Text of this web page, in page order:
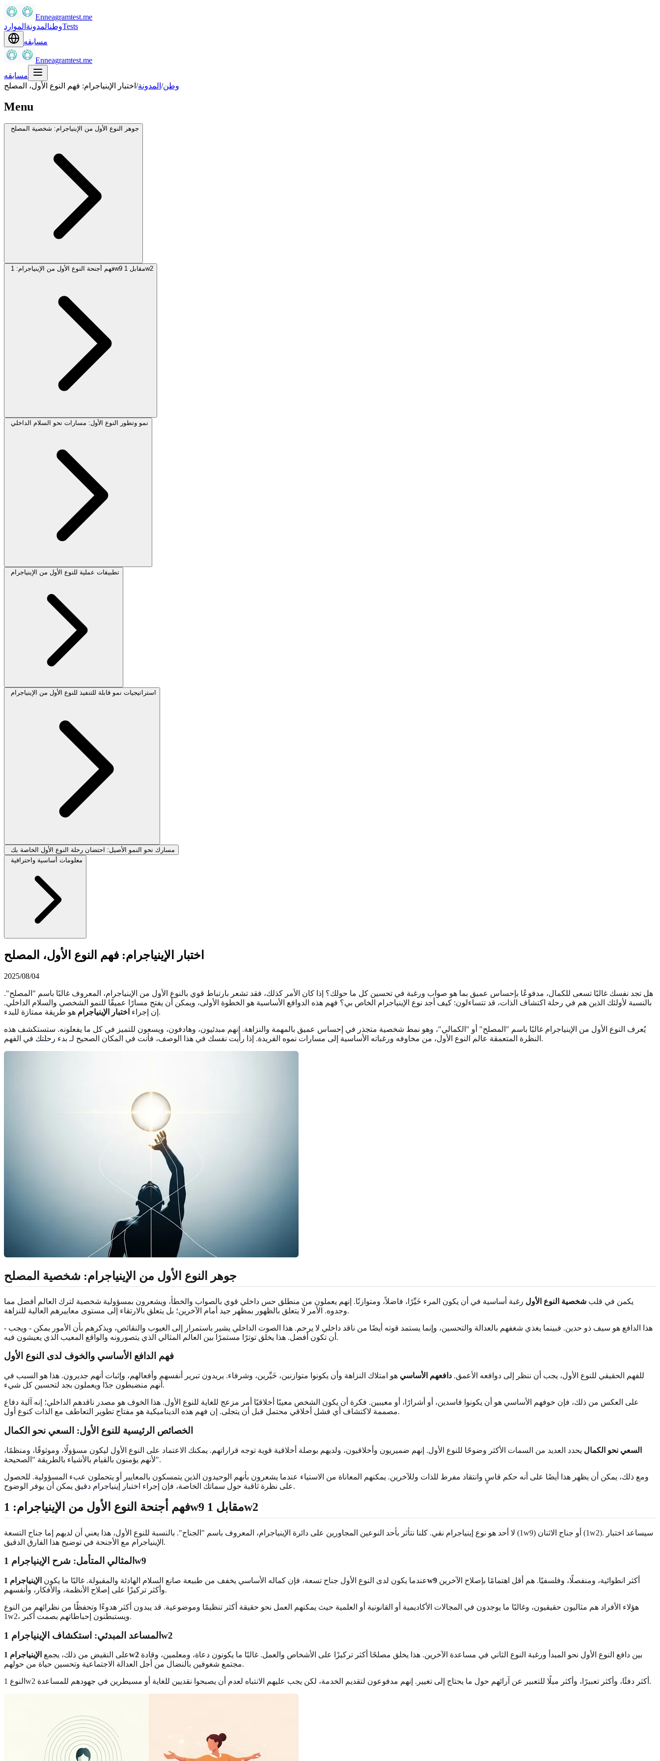
Enneagramtest.me
وطنالمدونة الموارد
Tests
مسابقه
Enneagramtest.me
مسابقه
وطن/ المدونة/ اختبار الإينياجرام: فهم النوع الأول، المصلح
Menu
جوهر النوع الأول من الإينياجرام: شخصية المصلح
فهم أجنحة النوع الأول من الإينياجرام: 1w9 مقابل 1w2
نمو وتطور النوع الأول: مسارات نحو السلام الداخلي
تطبيقات عملية للنوع الأول من الإينياجرام
استراتيجيات نمو قابلة للتنفيذ للنوع الأول من الإينياجرام
مسارك نحو النمو الأصيل: احتضان رحلة النوع الأول الخاصة بك
معلومات أساسية واحترافية
اختبار الإينياجرام: فهم النوع الأول، المصلح
2025/08/04
هل تجد نفسك غالبًا تسعى للكمال، مدفوعًا بإحساس عميق بما هو صواب ورغبة في تحسين كل ما حولك؟ إذا كان الأمر كذلك، فقد تشعر بارتباط قوي بالنوع الأول من الإينياجرام، المعروف غالبًا باسم "المصلح".
بالنسبة لأولئك الذين هم في رحلة اكتشاف الذات، قد تتساءلون: كيف أجد نوع الإينياجرام الخاص بي؟ فهم هذه الدوافع الأساسية هو الخطوة الأولى، ويمكن أن يفتح مسارًا عميقًا للنمو الشخصي والسلام الداخلي.
إن إجراء اختبار الإينياجرام هو طريقة ممتازة للبدء.
يُعرف النوع الأول من الإينياجرام غالبًا باسم "المصلح" أو "الكمالي"، وهو نمط شخصية متجذر في إحساس عميق بالمهمة والنزاهة. إنهم مبدئيون، وهادفون، ويسعون للتميز في كل ما يفعلونه. ستستكشف هذه
النظرة المتعمقة عالم النوع الأول، من مخاوفه ورغباته الأساسية إلى مسارات نموه الفريدة. إذا رأيت نفسك في هذا الوصف، فأنت في المكان الصحيح لـ بدء رحلتك في الفهم.
جوهر النوع الأول من الإينياجرام: شخصية المصلح
يكمن في قلب شخصية النوع الأول رغبة أساسية في أن يكون المرء خَيِّرًا، فاضلاً، ومتوازنًا. إنهم يعملون من منطلق حس داخلي قوي بالصواب والخطأ، ويشعرون بمسؤولية شخصية لترك العالم أفضل مما
وجدوه. الأمر لا يتعلق بالظهور بمظهر جيد أمام الآخرين؛ بل يتعلق بالارتقاء إلى مستوى معاييرهم العالية للنزاهة.
هذا الدافع هو سيف ذو حدين. فبينما يغذي شغفهم بالعدالة والتحسين، وإنما يستمد قوته أيضًا من ناقد داخلي لا يرحم. هذا الصوت الداخلي يشير باستمرار إلى العيوب والنقائص، ويذكرهم بأن الأمور يمكن - ويجب -
أن تكون أفضل. هذا يخلق توترًا مستمرًا بين العالم المثالي الذي يتصورونه والواقع المعيب الذي يعيشون فيه.
فهم الدافع الأساسي والخوف لدى النوع الأول
للفهم الحقيقي للنوع الأول، يجب أن ننظر إلى دوافعه الأعمق. دافعهم الأساسي هو امتلاك النزاهة وأن يكونوا متوازنين، خَيِّرين، وشرفاء. يريدون تبرير أنفسهم وأفعالهم، وإثبات أنهم جديرون. هذا هو السبب في
أنهم منضبطون جدًا ويعملون بجد لتحسين كل شيء.
على العكس من ذلك، فإن خوفهم الأساسي هو أن يكونوا فاسدين، أو أشرارًا، أو معيبين. فكرة أن يكون الشخص معيبًا أخلاقيًا أمر مزعج للغاية للنوع الأول. هذا الخوف هو مصدر ناقدهم الداخلي؛ إنه آلية دفاع
مصممة لاكتشاف أي فشل أخلاقي محتمل قبل أن يتجلى. إن فهم هذه الديناميكية هو مفتاح تطوير التعاطف مع الذات كنوع أول.
الخصائص الرئيسية للنوع الأول: السعي نحو الكمال
السعي نحو الكمال يحدد العديد من السمات الأكثر وضوحًا للنوع الأول. إنهم ضميريون وأخلاقيون، ولديهم بوصلة أخلاقية قوية توجه قراراتهم. يمكنك الاعتماد على النوع الأول ليكون مسؤولًا، وموثوقًا، ومنظمًا،
لأنهم يؤمنون بالقيام بالأشياء بالطريقة "الصحيحة".
ومع ذلك، يمكن أن يظهر هذا أيضًا على أنه حكم قاسٍ وانتقاد مفرط للذات وللآخرين. يمكنهم المعاناة من الاستياء عندما يشعرون بأنهم الوحيدون الذين يتمسكون بالمعايير أو يتحملون عبء المسؤولية. للحصول
على نظرة ثاقبة حول سماتك الخاصة، فإن إجراء اختبار إينياجرام دقيق يمكن أن يوفر الوضوح.
فهم أجنحة النوع الأول من الإينياجرام: 1w9 مقابل 1w2
لا أحد هو نوع إينياجرام نقي. كلنا نتأثر بأحد النوعين المجاورين على دائرة الإينياجرام، المعروف باسم "الجناح". بالنسبة للنوع الأول، هذا يعني أن لديهم إما جناح التسعة (1w9) أو جناح الاثنان (1w2). سيساعد اختبار
الإينياجرام مع الأجنحة في توضيح هذا الفارق الدقيق.
المثالي المتأمل: شرح الإينياجرام 1w9
عندما يكون لدى النوع الأول جناح تسعة، فإن كماله الأساسي يخفف من طبيعة صانع السلام الهادئة والمقبولة. غالبًا ما يكونالإينياجرام 1w9
وأكثر تركيزًا على إصلاح الأنظمة، والأفكار، وأنفسهم.
هؤلاء الأفراد هم مثاليون حقيقيون، وغالبًا ما يوجدون في المجالات الأكاديمية أو القانونية أو العلمية حيث يمكنهم العمل نحو حقيقة أكثر تنظيمًا وموضوعية. قد يبدون أكثر هدوءًا وتحفظًا من نظرائهم من النوع
1w2، ويستبطنون إحباطاتهم بصمت أكبر.
المساعد المبدئي: استكشاف الإينياجرام 1w2
على النقيض من ذلك، يجمعالإينياجرام 1w2
مجتمع شغوفين بالنضال من أجل العدالة الاجتماعية وتحسين حياة من حولهم.
النوع 1w2 أكثر دفئًا، وأكثر تعبيرًا، وأكثر ميلًا للتعبير عن آرائهم حول ما يحتاج إلى تغيير. إنهم مدفوعون لتقديم الخدمة، لكن يجب عليهم الانتباه لعدم أن يصبحوا نقديين للغاية أو مسيطرين في جهودهم للمساعدة.